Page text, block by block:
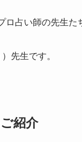
占い師の先生た
先生です。
紹介